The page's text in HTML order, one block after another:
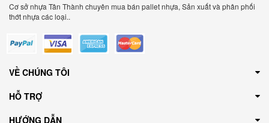
Cơ sở nhựa Tân Thành chuyên mua bán pallet nhựa, Sản xuất và phân phối
thớt nhựa các loại..
VỀ CHÚNG TÔI
HỖ TRỢ
HƯỚNG DẪN